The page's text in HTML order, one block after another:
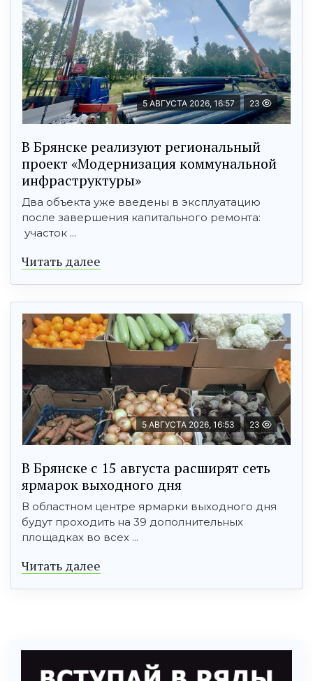
5 АВГУСТА 2026, 16:57 23
В Брянске реализуют региональный
проект «Модернизация коммунальной
инфраструктуры»
Два объекта уже введены в эксплуатацию
после завершения капитального ремонта:
участок ...
Читать далее
5 АВГУСТА 2026, 16:53 23
В Брянске с 15 августа расширят сеть
ярмарок выходного дня
В областном центре ярмарки выходного дня
будут проходить на 39 дополнительных
площадках во всех ...
Читать далее